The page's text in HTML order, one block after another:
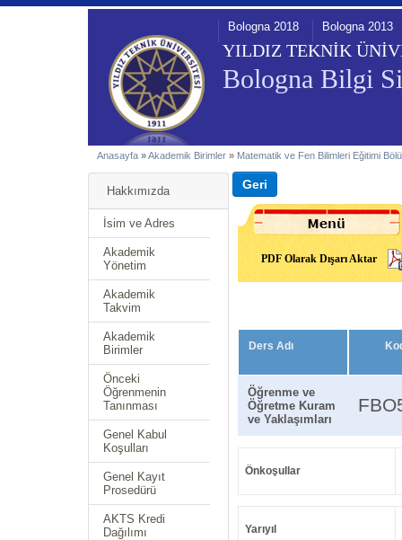
YILDIZ TEKNİK
Bologna Bilgi
Bologna 2018 Bologna 2013
Anasayfa »Akademik Birimler » Matematik ve Fen Bilimleri Eğitimi
Hakkımızda
İsim ve Adres
Akademik
Yönetim
Akademik
Takvim
Akademik
Birimler
Önceki
Öğrenmenin
Tanınması
Genel Kabul
Koşulları
Genel Kayıt
Prosedürü
AKTS Kredi
Dağılımı
PDF Olarak Dışarı Aktar
Ders Adı
Öğrenme ve
Öğretme Kuram
ve Yaklaşımları
Önkoşullar
Yarıyıl